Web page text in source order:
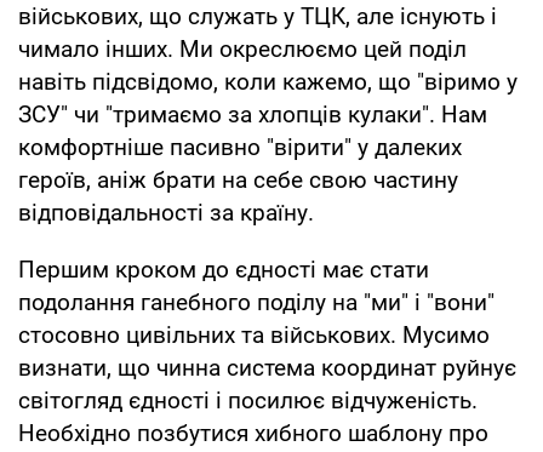
військових, що служать у ТЦК, але існують і
чимало інших. Ми окреслюємо цей поділ
навіть підсвідомо, коли кажемо, що "віримо у
ЗСУ" чи "тримаємо за хлопців кулаки". Нам
комфортніше пасивно "вірити" у далеких
героїв, аніж брати на себе свою частину
відповідальності за країну.
Першим кроком до єдності має стати
подолання ганебного поділу на "ми" і "вони"
стосовно цивільних та військових. Мусимо
визнати, що чинна система координат руйнує
світогляд єдності і посилює відчуженість.
Необхідно позбутися хибного шаблону про